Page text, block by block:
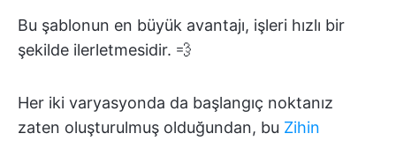
Bu şablonun en büyük avantajı, işleri hızlı bir
şekilde ilerletmesidir. 💨
Her iki varyasyonda da başlangıç noktanız
zaten oluşturulmuş olduğundan, bu Zihin